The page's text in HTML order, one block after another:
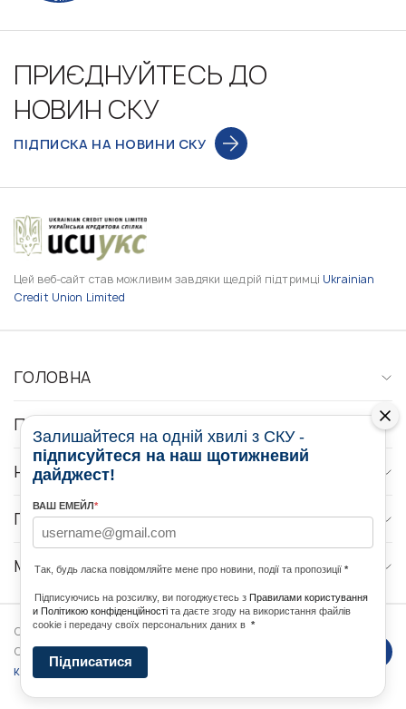
ПРИЄДНУЙТЕСЬ ДО
НОВИН СКУ
ПІДПИСКА НА НОВИНИ СКУ
Цей веб-сайт став можливим завдяки щедрій підтримці Ukrainian
Credit Union Limited
ГОЛОВНА
ПРО НАС
НОВИНИ
ПРОГРАМИ
МЕДІА КОНТАКТИ
Copyright © 2026 Ukrainian World
Congress. Powered byDForce
конфеденційності
Залишайтеся на одній хвилі з СКУ -
підписуйтеся на наш щотижневий
дайджест!
ВАШ ЕМЕЙЛ*
Так, будь ласка повідомляйте мене про новини, події та пропозиції *
Підписуючись на розсилку, ви погоджуєтесь з Правилами користування
и Політикою конфіденційності та даєте згоду на використання файлів
cookie і передачу своїх персональних даних в *
Підписатися